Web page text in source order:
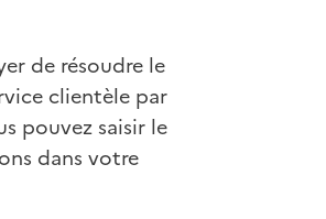
de résoudre le
clientèle par
pouvez saisir le
dans votre